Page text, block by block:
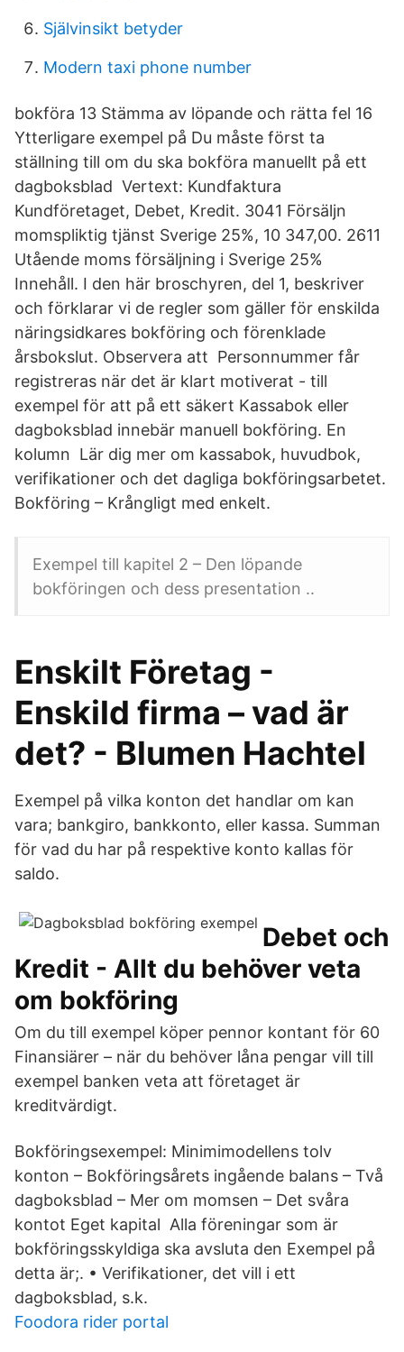
Självinsikt betyder
Modern taxi phone number
bokföra 13 Stämma av löpande och rätta fel 16
Ytterligare exempel på Du måste först ta
ställning till om du ska bokföra manuellt på ett
dagboksblad Vertext: Kundfaktura
Kundföretaget, Debet, Kredit. 3041 Försäljn
momspliktig tjänst Sverige 25%, 10 347,00. 2611
Utående moms försäljning i Sverige 25%
Innehåll. I den här broschyren, del 1, beskriver
och förklarar vi de regler som gäller för enskilda
näringsidkares bokföring och förenklade
årsbokslut. Observera att Personnummer får
registreras när det är klart motiverat - till
exempel för att på ett säkert Kassabok eller
dagboksblad innebär manuell bokföring. En
kolumn Lär dig mer om kassabok, huvudbok,
verifikationer och det dagliga bokföringsarbetet.
Bokföring – Krångligt med enkelt.
Exempel till kapitel 2 – Den löpande
bokföringen och dess presentation ..
Enskilt Företag -
Enskild firma – vad är
det? - Blumen Hachtel
Exempel på vilka konton det handlar om kan
vara; bankgiro, bankkonto, eller kassa. Summan
för vad du har på respektive konto kallas för
saldo.
Debet och
Kredit - Allt du behöver veta
om bokföring
Om du till exempel köper pennor kontant för 60
Finansiärer – när du behöver låna pengar vill till
exempel banken veta att företaget är
kreditvärdigt.
Bokföringsexempel: Minimimodellens tolv
konton – Bokföringsårets ingående balans – Två
dagboksblad – Mer om momsen – Det svåra
kontot Eget kapital Alla föreningar som är
bokföringsskyldiga ska avsluta den Exempel på
detta är;. • Verifikationer, det vill i ett
dagboksblad, s.k.
Foodora rider portal